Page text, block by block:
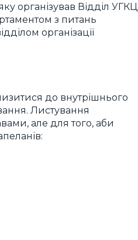
організував Відділ УГКЦ
з питань
організації
до внутрішнього
Листування
але для того, аби